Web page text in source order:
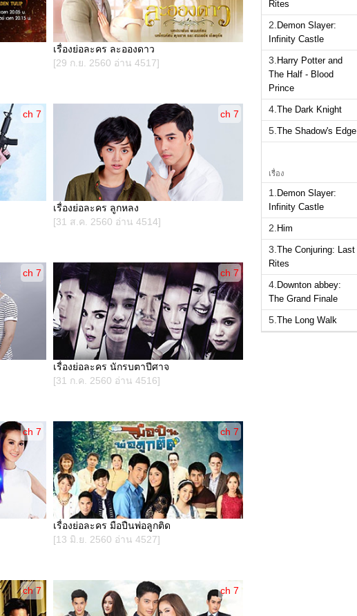
เรื่องย่อละคร ละอองดาว
[29 ก.ย. 2560 อ่าน 4517]
ch 7
เรื่องย่อละคร ลูกหลง
[31 ส.ค. 2560 อ่าน 4514]
ch 7
ch 7
เรื่องย่อละคร นักรบตาปีศาจ
[31 ก.ค. 2560 อ่าน 4516]
ch 7
ch 7
เรื่องย่อละคร มือปืนพ่อลูกติด
[13 มิ.ย. 2560 อ่าน 4527]
ch 7
ch 7 ch 7
Rites
2. Demon Slayer:
Infinity Castle
3. Harry Potter and
The Half - Blood
Prince
4. The Dark Knight
5. The Shadow's Edge
เรื่อง
1. Demon Slayer:
Infinity Castle
2. Him
3. The Conjuring: Last
Rites
4. Downton abbey:
The Grand Finale
5. The Long Walk